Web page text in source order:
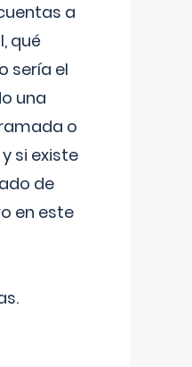
a
qué
sería el
una
o
si existe
de
en este